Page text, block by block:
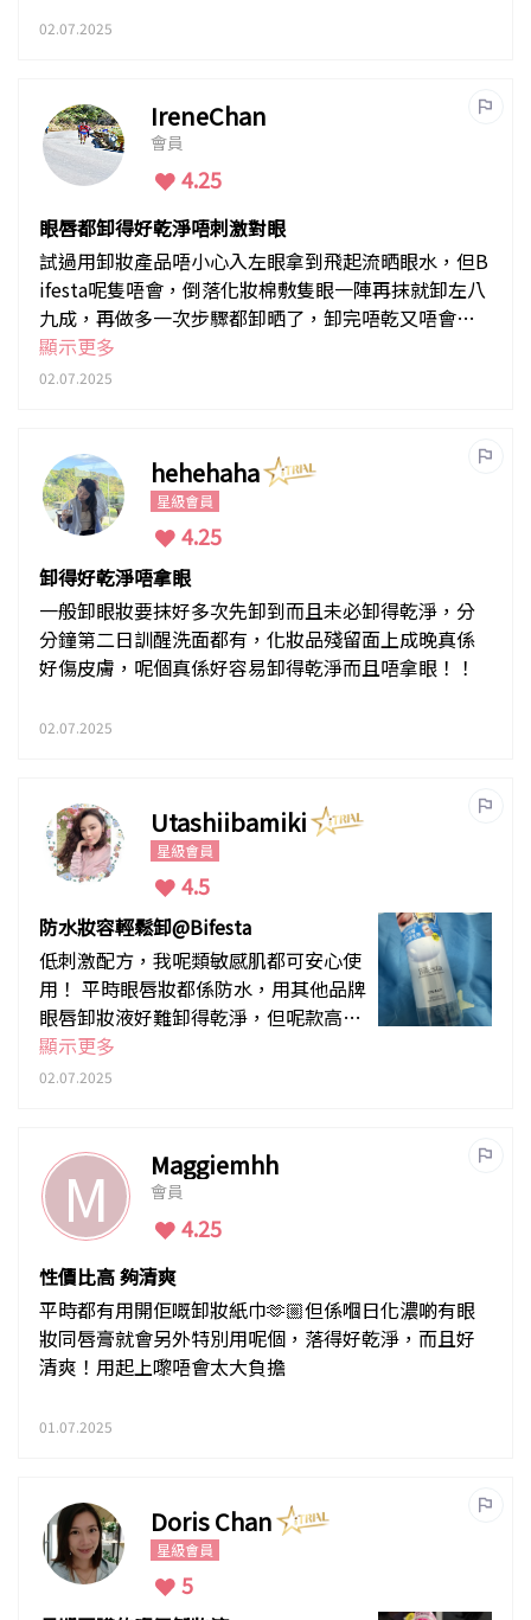
02.07.2025
IreneChan
會員
4.25
眼唇都卸得好乾淨唔刺激對眼
試過用卸妝產品唔小心入左眼拿到飛起流晒眼水，但B
ifesta呢隻唔會，倒落化妝棉敷隻眼一陣再抹就卸左八
九成，再做多一次步驟都卸晒了，卸完唔乾又唔會
笠，會再回購。
顯示更多
02.07.2025
hehehaha
星級會員
4.25
卸得好乾淨唔拿眼
一般卸眼妝要抹好多次先卸到而且未必卸得乾淨，分
分鐘第二日訓醒洗面都有，化妝品殘留面上成晚真係
好傷皮膚，呢個真係好容易卸得乾淨而且唔拿眼！！
02.07.2025
Utashiibamiki
星級會員
4.5
防水妝容輕鬆卸@Bifesta
低刺激配方，我呢類敏感肌都可安心使
用！ 平時眼唇妝都係防水，用其他品牌
眼唇卸妝液好難卸得乾淨，但呢款高效
眼唇卸妝液輕敷就可卸淨頑固彩妝，同
時護膚，回購之選！
顯示更多
02.07.2025
M Maggiemhh
會員
4.25
性價比高 夠清爽
平時都有用開佢嘅卸妝紙巾🫶🏼但係嗰日化濃啲有眼
妝同唇膏就會另外特別用呢個，落得好乾淨，而且好
清爽！用起上嚟唔會太大負擔
01.07.2025
Doris Chan
星級會員
5